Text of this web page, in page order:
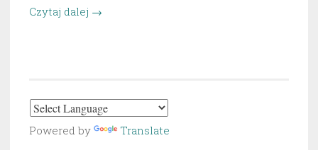
Czytaj dalej „Dzisiejszy
→
Powered by Translate